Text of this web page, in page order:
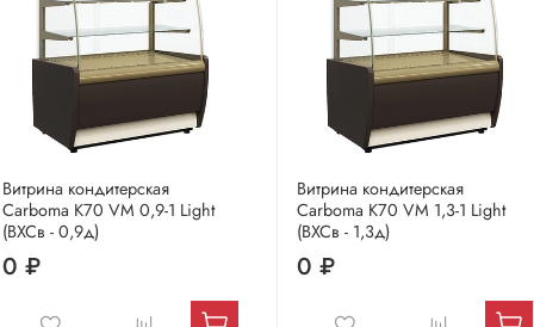
Витрина кондитерская
Carboma K70 VM 0,9-1 Light
(ВХСв - 0,9д)
0 ₽
Витрина кондитерская
Carboma K70 VM 1,3-1 Light
(ВХСв - 1,3д)
0 ₽